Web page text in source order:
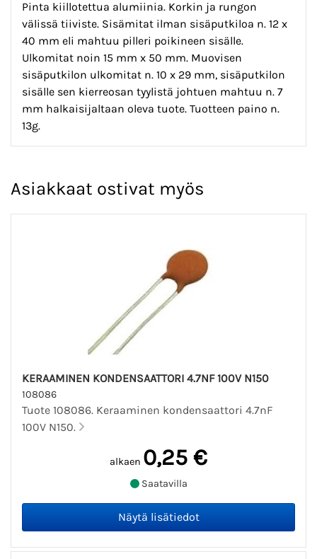
Pinta kiillotettua alumiinia. Korkin ja rungon
välissä tiiviste. Sisämitat ilman sisäputkiloa n. 12 x
40 mm eli mahtuu pilleri poikineen sisälle.
Ulkomitat noin 15 mm x 50 mm. Muovisen
sisäputkilon ulkomitat n. 10 x 29 mm, sisäputkilon
sisälle sen kierreosan tyylistä johtuen mahtuu n. 7
mm halkaisijaltaan oleva tuote. Tuotteen paino n.
13g.
Asiakkaat ostivat myös
KERAAMINEN KONDENSAATTORI 4.7NF 100V N150
108086
Tuote 108086. Keraaminen kondensaattori 4.7nF
100V N150.
alkaen 0,25 €
Saatavilla